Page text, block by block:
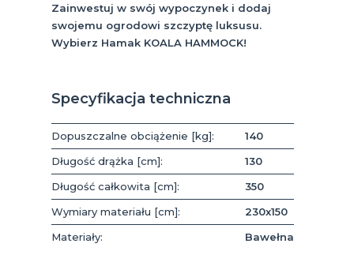
Zainwestuj w swój wypoczynek i dodaj
swojemu ogrodowi szczyptę luksusu.
Wybierz Hamak KOALA HAMMOCK!
Specyfikacja techniczna
Dopuszczalne obciążenie [kg]:
140
Długość drążka [cm]:
130
Długość całkowita [cm]:
350
Wymiary materiału [cm]:
230x150
Materiały:
Bawełna